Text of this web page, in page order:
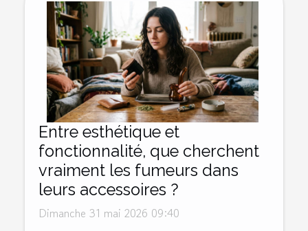
Entre esthétique et
fonctionnalité, que cherchent
vraiment les fumeurs dans
leurs accessoires ?
Dimanche 31 mai 2026 09:40